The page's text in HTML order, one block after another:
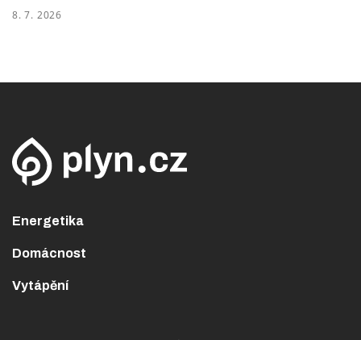
8. 7. 2026
Energetika
Domácnost
Vytápění